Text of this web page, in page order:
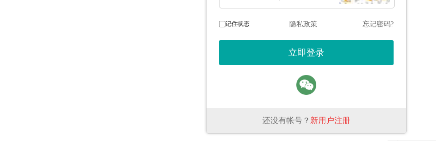
记住状态 隐私政策 忘记密码?
还没有帐号？ 新用户注册